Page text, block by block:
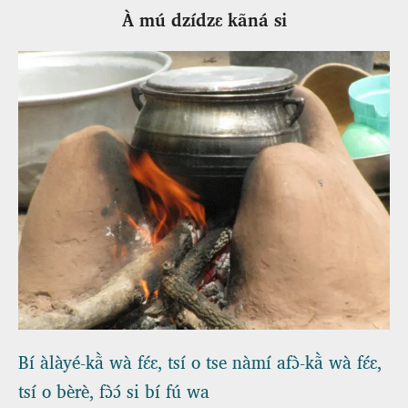
À mú dzídzɛ kãná si
Bí àlàyé-kã̀ wà fɛ́ɛ, tsí o tse nàmí afɔ̀-kã̀ wà fɛ́ɛ,
tsí o bèrè, fɔ̀ɔ́ si bí fú wa